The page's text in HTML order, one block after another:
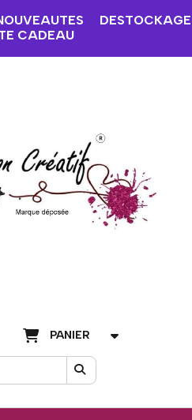
DESTOCKAGE
CADEAU
PANIER